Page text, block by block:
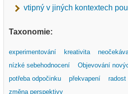
vtipný v jiných kontextech
Taxonomie:
experimentování kreativita
nízké sebehodnocení
Objevování
potřeba odpočinku
překvapení radost
změna perspektivy